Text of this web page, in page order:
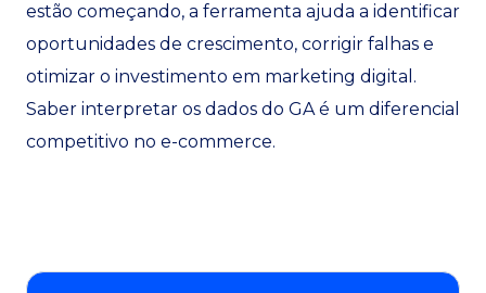
estão começando, a ferramenta ajuda a identificar
oportunidades de crescimento, corrigir falhas e
otimizar o investimento em marketing digital.
Saber interpretar os dados do GA é um diferencial
competitivo no e-commerce.